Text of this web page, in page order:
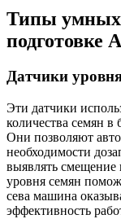
Типы умных
подготовке
Датчики
Эти датчики
количества семян в
Они позволяют
необходимости
выявлять смещение
уровня семян
сева машина
эффективность